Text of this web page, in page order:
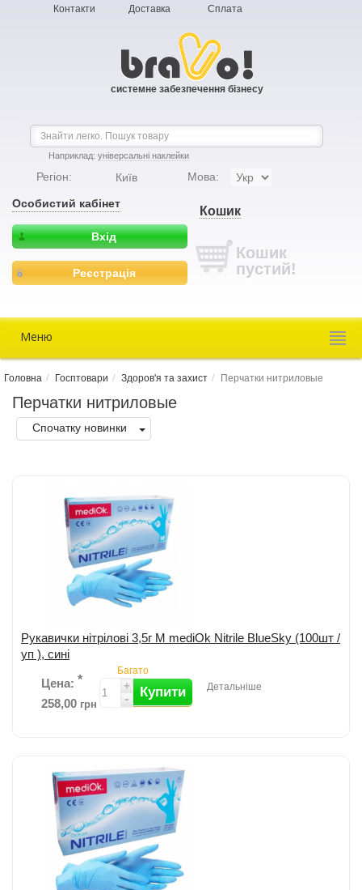
Контакти Доставка Сплата
системне забезпечення бізнесу
Наприклад: універсальні наклейки
Регіон: Київ Мова:
Особистий кабінет
Вхід
Реєстрація
Кошик
Кошик
пустий!
Меню
Головна Госптовари Здоров'я та захист Перчатки нитриловые
Перчатки нитриловые
Спочатку новинки
Рукавички нітрілові 3,5г М mediOk Nitrile BlueSky (100шт /
уп ), сині
Цена: *
258,00 грн
Багато
+
- Купити Детальніше
Рукавички з високоякісного нітрилу; Одноразові, оглядові,
нестерильні, безпудрові; Підходять як на ліву, так і на праву руку;
Текстуровані на к...детальніше
Додати до порівняння